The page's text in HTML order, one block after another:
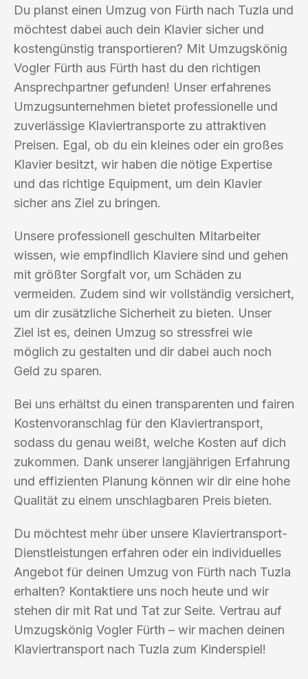
Du planst einen Umzug von Fürth nach Tuzla und
möchtest dabei auch dein Klavier sicher und
kostengünstig transportieren? Mit Umzugskönig
Vogler Fürth aus Fürth hast du den richtigen
Ansprechpartner gefunden! Unser erfahrenes
Umzugsunternehmen bietet professionelle und
zuverlässige Klaviertransporte zu attraktiven
Preisen. Egal, ob du ein kleines oder ein großes
Klavier besitzt, wir haben die nötige Expertise
und das richtige Equipment, um dein Klavier
sicher ans Ziel zu bringen.
Unsere professionell geschulten Mitarbeiter
wissen, wie empfindlich Klaviere sind und gehen
mit größter Sorgfalt vor, um Schäden zu
vermeiden. Zudem sind wir vollständig versichert,
um dir zusätzliche Sicherheit zu bieten. Unser
Ziel ist es, deinen Umzug so stressfrei wie
möglich zu gestalten und dir dabei auch noch
Geld zu sparen.
Bei uns erhältst du einen transparenten und fairen
Kostenvoranschlag für den Klaviertransport,
sodass du genau weißt, welche Kosten auf dich
zukommen. Dank unserer langjährigen Erfahrung
und effizienten Planung können wir dir eine hohe
Qualität zu einem unschlagbaren Preis bieten.
Du möchtest mehr über unsere Klaviertransport-
Dienstleistungen erfahren oder ein individuelles
Angebot für deinen Umzug von Fürth nach Tuzla
erhalten? Kontaktiere uns noch heute und wir
stehen dir mit Rat und Tat zur Seite. Vertrau auf
Umzugskönig Vogler Fürth – wir machen deinen
Klaviertransport nach Tuzla zum Kinderspiel!